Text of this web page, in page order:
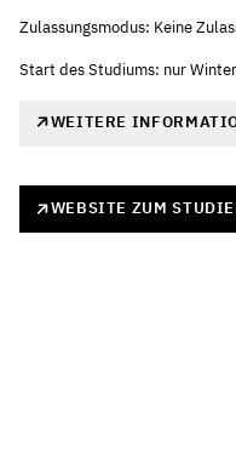
Zulassungsmodus: Keine
Start des Studiums: nur
WEITERE
WEBSITE ZUM